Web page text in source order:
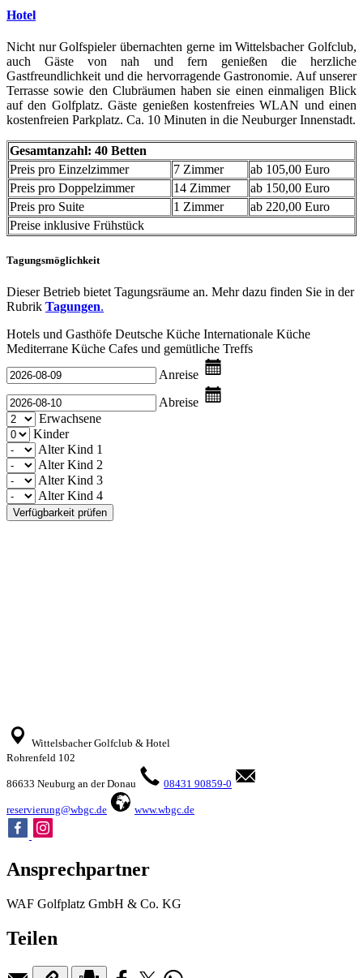
Hotel
Nicht nur Golfspieler übernachten gerne im Wittelsbacher Golfclub,
auch Gäste von nah und fern genießen die herzliche
Gastfreundlichkeit und die hervorragende Gastronomie. Auf unserer
Terrasse sowie den Clubräumen haben sie einen einmaligen Blick
auf den Golfplatz. Gäste genießen kostenfreies WLAN und einen
kostenfreien Parkplatz. Ca. 10 Minuten in die Neuburger Innenstadt.
Gesamtanzahl: 40 Betten
Preis pro Einzelzimmer
7 Zimmer
ab 105,00 Euro
Preis pro Doppelzimmer
14 Zimmer
ab 150,00 Euro
Preis pro Suite
1 Zimmer
ab 220,00 Euro
Preise inklusive Frühstück
Tagungsmöglichkeit
Dieser Betrieb bietet Tagungsräume an. Mehr dazu finden Sie in der
Rubrik Tagungen.
Hotels und Gasthöfe Deutsche Küche Internationale Küche
Mediterrane Küche Cafes und gemütliche Treffs
Anreise
Abreise
Erwachsene
Kinder
Alter Kind 1
Alter Kind 2
Alter Kind 3
Alter Kind 4
Verfügbarkeit prüfen
Wittelsbacher Golfclub & Hotel
Rohrenfeld 102
86633 Neuburg an der Donau 08431 90859-0
reservierung@wbgc.de www.wbgc.de
Ansprechpartner
WAF Golfplatz GmbH & Co. KG
Teilen